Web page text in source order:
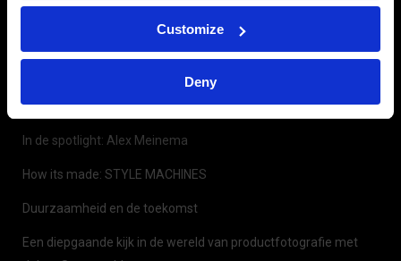
Customize
Deny
Nieuws
In de spotlight: Juliaan de Graaf
In de spotlight: Alex Meinema
How its made: STYLE MACHINES
Duurzaamheid en de toekomst
Een diepgaande kijk in de wereld van productfotografie met